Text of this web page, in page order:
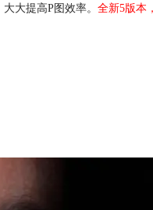
大提高P图效率。 全新5版本